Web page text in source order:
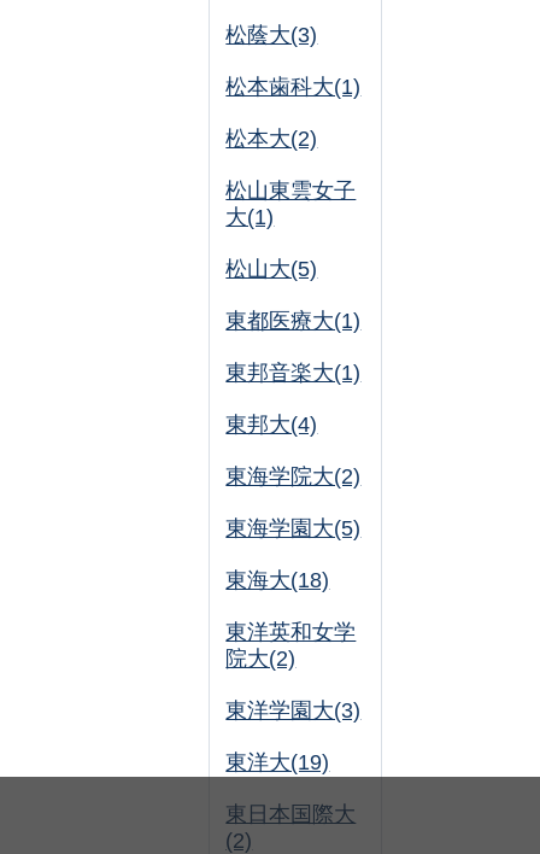
松蔭大(3)
松本歯科大(1)
松本大(2)
松山東雲女子
大(1)
松山大(5)
東都医療大(1)
東邦音楽大(1)
東邦大(4)
東海学院大(2)
東海学園大(5)
東海大(18)
東洋英和女学
院大(2)
東洋学園大(3)
東洋大(19)
東日本国際大
(2)